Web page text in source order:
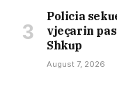
Policia
vjeçarin
Shkup
August 7, 2026